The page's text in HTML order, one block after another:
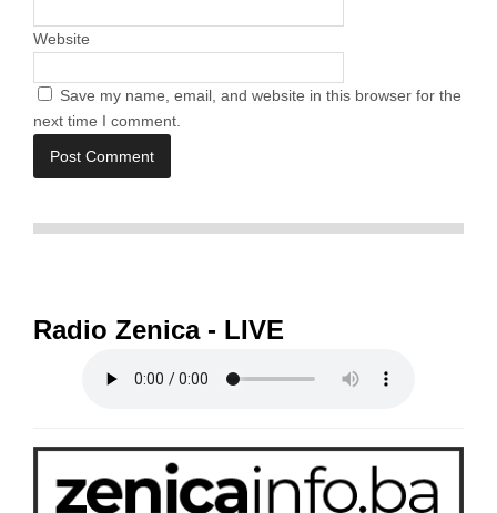
Website
Save my name, email, and website in this browser for the
next time I comment.
Radio Zenica - LIVE